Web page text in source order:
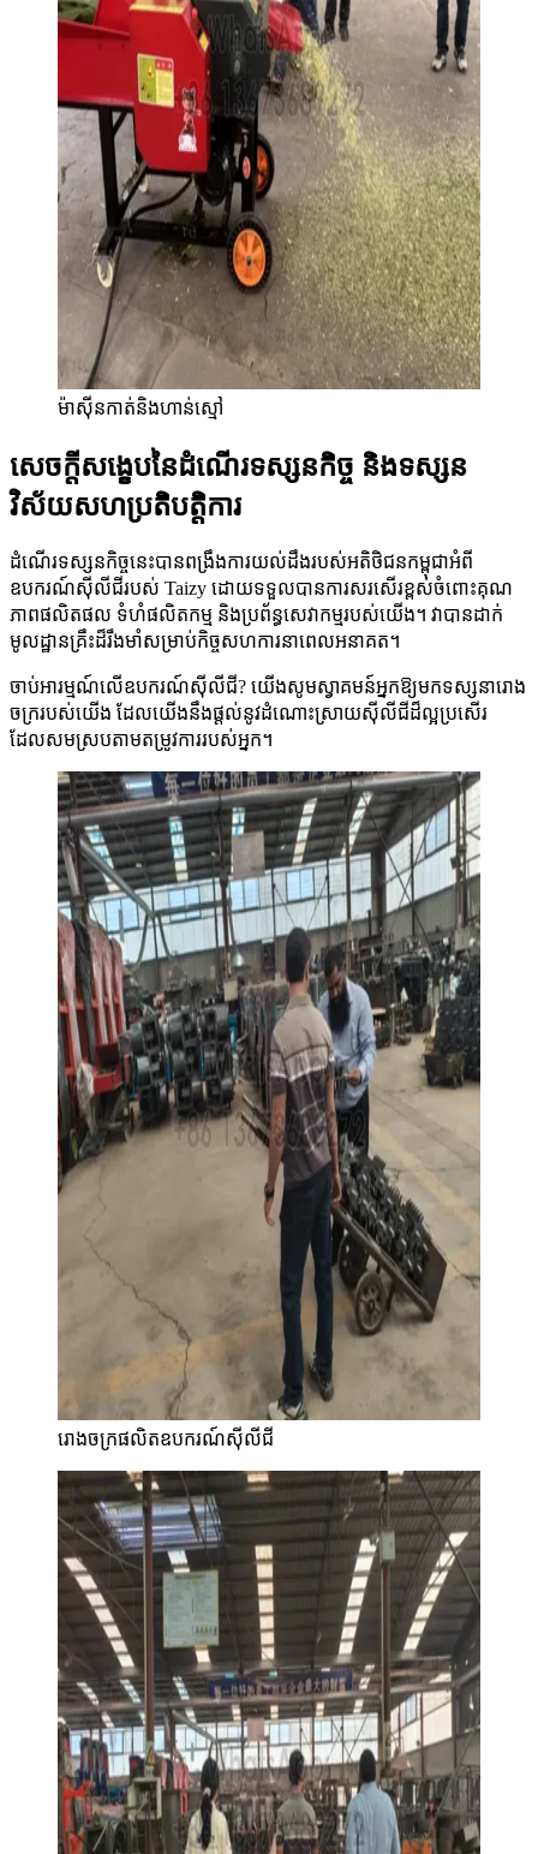
ម៉ាស៊ីនកាត់និងហាន់ស្មៅ
សេចក្តីសង្ខេបនៃដំណើរទស្សនកិច្ច និងទស្សន
វិស័យសហប្រតិបត្តិការ
ដំណើរទស្សនកិច្ចនេះបានពង្រឹងការយល់ដឹងរបស់អតិថិជនកម្ពុជាអំពី
ឧបករណ៍ស៊ីលីជីរបស់ Taizy ដោយទទួលបានការសរសើរខ្ពស់ចំពោះគុណ
ភាពផលិតផល ទំហំផលិតកម្ម និងប្រព័ន្ធសេវាកម្មរបស់យើង។ វាបានដាក់
មូលដ្ឋានគ្រឹះដ៏រឹងមាំសម្រាប់កិច្ចសហការនាពេលអនាគត។
ចាប់អារម្មណ៍លើឧបករណ៍ស៊ីលីជី? យើងសូមស្វាគមន៍អ្នកឱ្យមកទស្សនារោង
ចក្ររបស់យើង ដែលយើងនឹងផ្តល់នូវដំណោះស្រាយស៊ីលីជីដ៏ល្អប្រសើរ
ដែលសមស្របតាមតម្រូវការរបស់អ្នក។
រោងចក្រផលិតឧបករណ៍ស៊ីលីជី